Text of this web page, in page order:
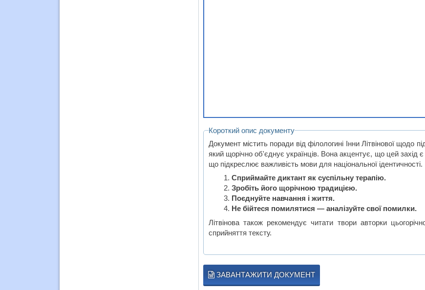
Короткий опис документу
Документ містить поради від філологині Інни Літвінової щодо
який щорічно об'єднує українців. Вона акцентує, що цей захід
що підкреслює важливість мови для національної ідентичності.
Сприймайте диктант як суспільну терапію.
Зробіть його щорічною традицією.
Поєднуйте навчання і життя.
Не бійтеся помилятися — аналізуйте свої помилки.
Літвінова також рекомендує читати твори авторки
сприйняття тексту.
ЗАВАНТАЖИТИ ДОКУМЕНТ